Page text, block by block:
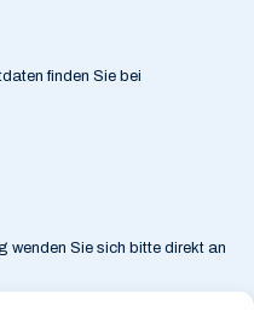
finden Sie bei
wenden Sie sich bitte direkt an